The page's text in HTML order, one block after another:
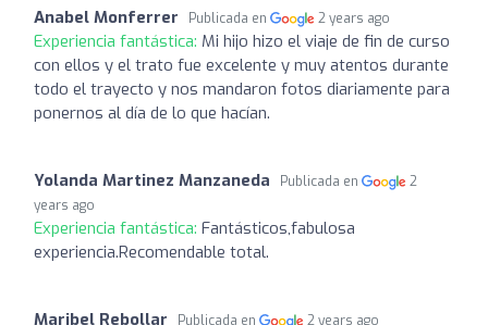
Anabel Monferrer Publicada en 2 years ago
Experiencia fantástica: Mi hijo hizo el viaje de fin de curso
con ellos y el trato fue excelente y muy atentos durante
todo el trayecto y nos mandaron fotos diariamente para
ponernos al día de lo que hacían.
Yolanda Martinez Manzaneda Publicada en
2
years ago
Experiencia fantástica: Fantásticos,fabulosa
experiencia.Recomendable total.
Maribel Rebollar Publicada en 2 years ago